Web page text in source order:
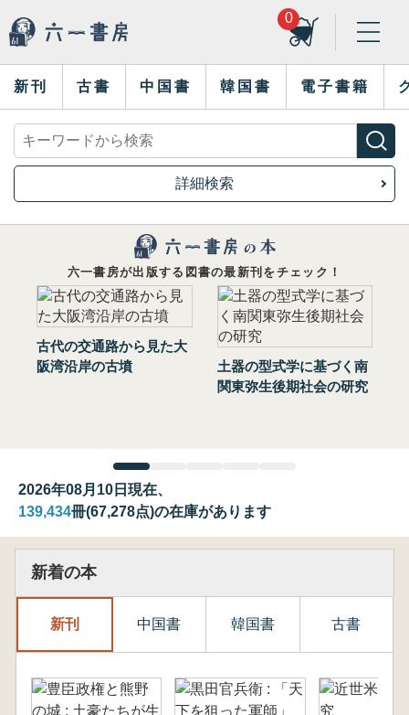
0
新刊 古書 中国書 韓国書 電子書籍
詳細検索
六一書房が出版する図書の最新刊をチェック！
古代の交通路から見た大
阪湾沿岸の古墳
土器の型式学に基づく南
関東弥生後期社会の研究
2026年08月10日現在、
139,434冊(67,278点)の在庫があります
新着の本
新刊 中国書 韓国書 古書